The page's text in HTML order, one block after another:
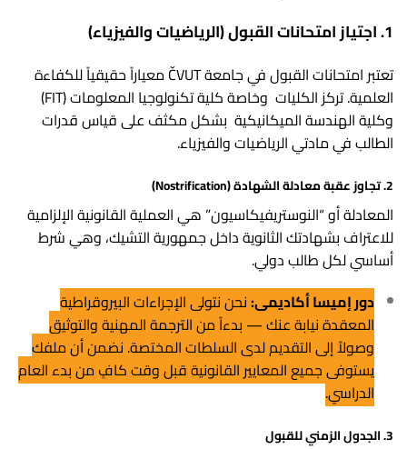
1. اجتياز امتحانات القبول (الرياضيات والفيزياء)
تعتبر امتحانات القبول في جامعة ČVUT معياراً حقيقياً للكفاءة
العلمية. تركز الكليات وخاصة كلية تكنولوجيا المعلومات (FIT)
وكلية الهندسة الميكانيكية بشكل مكثف على قياس قدرات
الطالب في مادتي الرياضيات والفيزياء.
2. تجاوز عقبة معادلة الشهادة (Nostrification)
المعادلة أو “النوستريفيكاسيون” هي العملية القانونية الإلزامية
للاعتراف بشهادتك الثانوية داخل جمهورية التشيك، وهي شرط
أساسي لكل طالب دولي.
دورإميسا أكاديمي:نحن نتولى الإجراءات البيروقراطية
المعقدة نيابة عنك — بدءاً من الترجمة المهنية والتوثيق
وصولاً إلى التقديم لدى السلطات المختصة. نضمن أن ملفك
يستوفي جميع المعايير القانونية قبل وقت كافٍ من بدء العام
الدراسي.
3. الجدول الزمني للقبول